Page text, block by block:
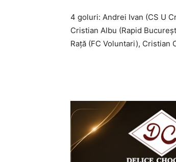
4 goluri: Andrei Ivan (CS U
Cristian Albu (Rapid
Rață (FC Voluntari), Cristian